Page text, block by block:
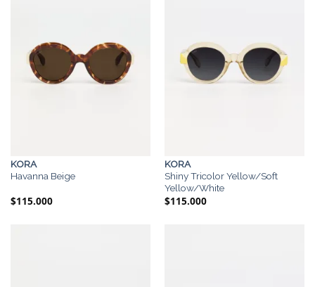
KORA
Havanna Beige
$115.000
KORA
Shiny Tricolor Yellow/Soft
Yellow/White
$115.000